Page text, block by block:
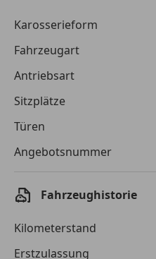
Laufzeit
Kreditbetrag
Zu zahlender
Gesamtbetrag
Einberechnete Gebühren
Monatliche Rate
Karosserieform
Fahrzeugart
Antriebsart
Sitzplätze
Türen
Angebotsnummer
Fahrzeughistorie
Kilometerstand
Erstzulassung